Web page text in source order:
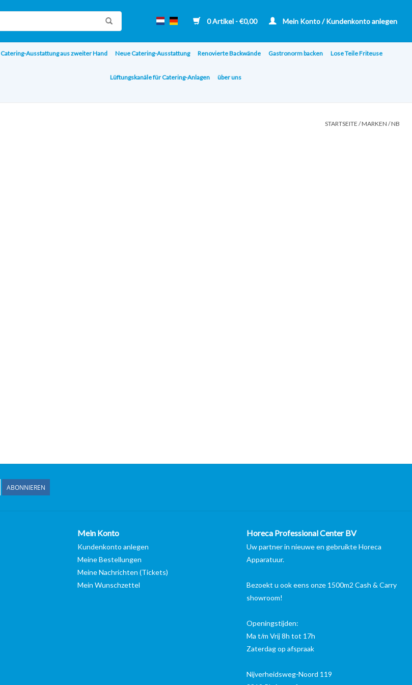
0 Artikel - €0,00 Mein Konto / Kundenkonto anlegen
Catering-Ausstattung aus zweiter Hand Neue Catering-Ausstattung Renovierte Backwände Gastronorm backen Lose Teile Friteuse
Lüftungskanäle für Catering-Anlagen über uns
STARTSEITE /MARKEN /NB
ABONNIEREN
Mein Konto
Kundenkonto anlegen
Meine Bestellungen
Meine Nachrichten (Tickets)
Mein Wunschzettel
Horeca Professional Center BV
Uw partner in nieuwe en gebruikte Horeca
Apparatuur.
Bezoekt u ook eens onze 1500m2 Cash & Carry
showroom!
Openingstijden:
Ma t/m Vrij 8h tot 17h
Zaterdag op afspraak
Nijverheidsweg-Noord 119